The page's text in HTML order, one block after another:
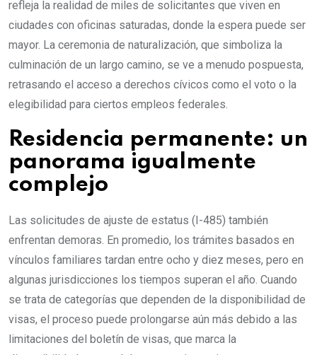
refleja la realidad de miles de solicitantes que viven en
ciudades con oficinas saturadas, donde la espera puede ser
mayor. La ceremonia de naturalización, que simboliza la
culminación de un largo camino, se ve a menudo pospuesta,
retrasando el acceso a derechos cívicos como el voto o la
elegibilidad para ciertos empleos federales.
Residencia permanente: un
panorama igualmente
complejo
Las solicitudes de ajuste de estatus (I-485) también
enfrentan demoras. En promedio, los trámites basados en
vínculos familiares tardan entre ocho y diez meses, pero en
algunas jurisdicciones los tiempos superan el año. Cuando
se trata de categorías que dependen de la disponibilidad de
visas, el proceso puede prolongarse aún más debido a las
limitaciones del boletín de visas, que marca la